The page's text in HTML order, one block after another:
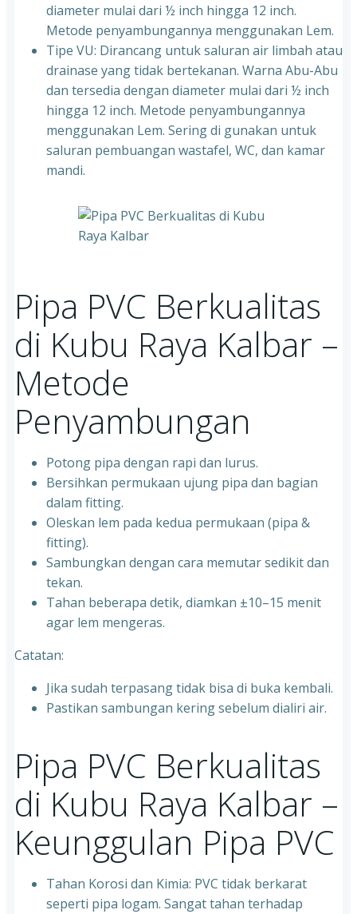
diameter mulai dari ½ inch hingga 12 inch.
Metode penyambungannya menggunakan Lem.
Tipe VU: Dirancang untuk saluran air limbah atau
drainase yang tidak bertekanan. Warna Abu-Abu
dan tersedia dengan diameter mulai dari ½ inch
hingga 12 inch. Metode penyambungannya
menggunakan Lem. Sering di gunakan untuk
saluran pembuangan wastafel, WC, dan kamar
mandi.
Pipa PVC Berkualitas
di Kubu Raya Kalbar –
Metode
Penyambungan
Potong pipa dengan rapi dan lurus.
Bersihkan permukaan ujung pipa dan bagian
dalam fitting.
Oleskan lem pada kedua permukaan (pipa &
fitting).
Sambungkan dengan cara memutar sedikit dan
tekan.
Tahan beberapa detik, diamkan ±10–15 menit
agar lem mengeras.
Catatan:
Jika sudah terpasang tidak bisa di buka kembali.
Pastikan sambungan kering sebelum dialiri air.
Pipa PVC Berkualitas
di Kubu Raya Kalbar –
Keunggulan Pipa PVC
Tahan Korosi dan Kimia: PVC tidak berkarat
seperti pipa logam. Sangat tahan terhadap